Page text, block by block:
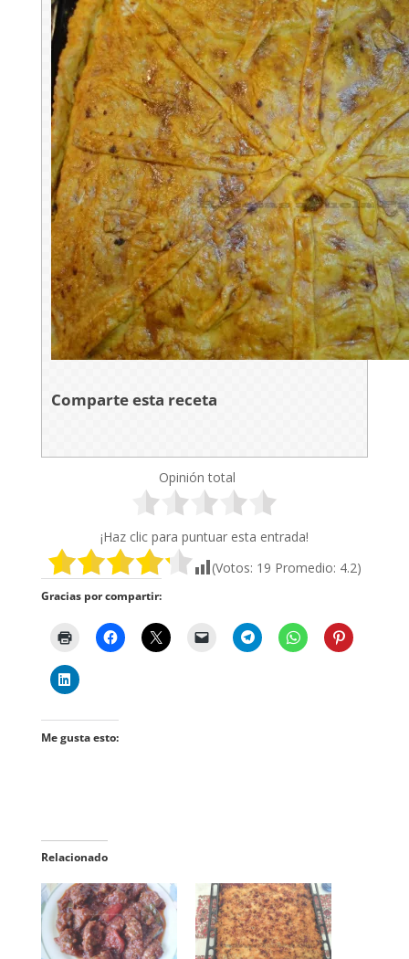
Comparte esta receta
Opinión total
¡Haz clic para puntuar esta entrada!
(Votos: 19 Promedio: 4.2)
Gracias por compartir:
Me gusta esto:
Relacionado